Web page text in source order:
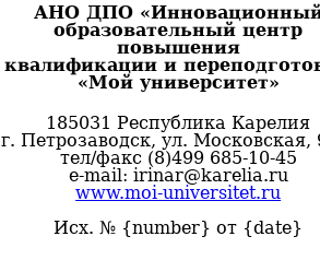
АНО ДПО
образовательный центр
повышения
квалификации и
«Мой университет»
185031 Республика Карелия
г. Петрозаводск, ул. Московская,
тел/факс (8)499 685-10-45
e-mail: irinar@karelia.ru
www.moi-universitet.ru
Исх. № {number} от {date}